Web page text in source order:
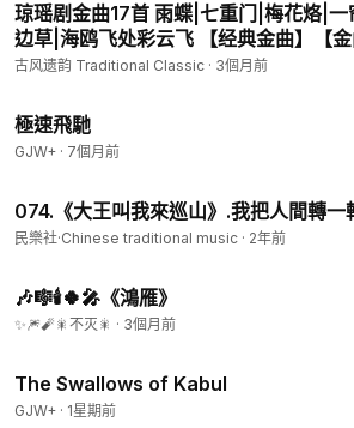
琼瑶剧金曲17首 雨蝶|七重门|梅花烙|
边草|海鸥飞处彩云飞 【经典金曲】【
典影视金曲】
古风遗韵 Traditional Classic · 3個月前
極速飛馳
GJW+ · 7個月前
074.《大王叫我來巡山》.我把人間轉一
民樂社·Chinese traditional music · 2年前
🎶 🎼🕯️🍀 🎤《鴻雁》
✨ 🎆 🧨🎇不灭🎇 · 3個月前
The Swallows of Kabul
GJW+ · 1星期前